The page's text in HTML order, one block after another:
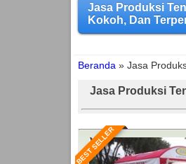
Jasa Produksi
Kokoh, Dan
Beranda » Jasa
Jasa Produksi
BEST SELLER